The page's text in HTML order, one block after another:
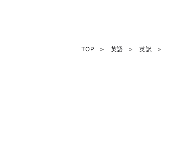
TOP 英語 英訳